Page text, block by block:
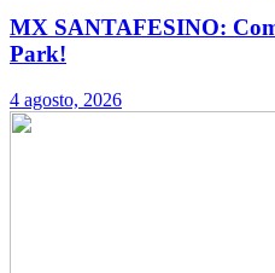
MX SANTAFESINO:
Park!
4 agosto, 2026